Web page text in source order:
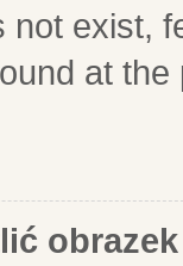
not exist,
at